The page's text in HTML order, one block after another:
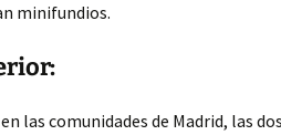
minifundios.
en las comunidades de Madrid, las